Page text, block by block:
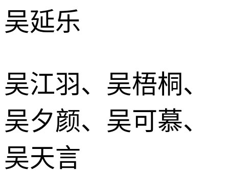
吴延乐
吴江羽、吴梧桐、
吴夕颜、吴可慕、
吴天言